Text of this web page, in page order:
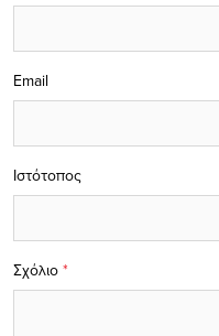
Σχόλιο *
Email
Ιστότοπος